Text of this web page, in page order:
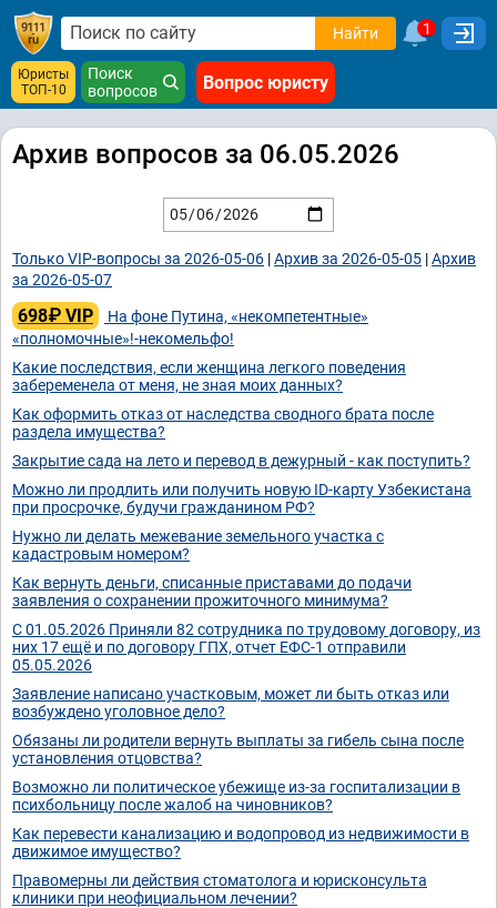
Найти 1
Юристы
ТОП-10
Поиск
вопросов
Вопрос юристу
Архив вопросов за 06.05.2026
Только VIP-вопросы за 2026-05-06 |Архив за 2026-05-05 |Архив
за 2026-05-07
698₽ VIP
На фоне Путина, «некомпетентные»
«полномочные»!-некомельфо!
Какие последствия, если женщина легкого поведения
забеременела от меня, не зная моих данных?
Как оформить отказ от наследства сводного брата после
раздела имущества?
Закрытие сада на лето и перевод в дежурный - как поступить?
Можно ли продлить или получить новую ID-карту Узбекистана
при просрочке, будучи гражданином РФ?
Нужно ли делать межевание земельного участка с
кадастровым номером?
Как вернуть деньги, списанные приставами до подачи
заявления о сохранении прожиточного минимума?
С 01.05.2026 Приняли 82 сотрудника по трудовому договору, из
них 17 ещё и по договору ГПХ, отчет ЕФС-1 отправили
05.05.2026
Заявление написано участковым, может ли быть отказ или
возбуждено уголовное дело?
Обязаны ли родители вернуть выплаты за гибель сына после
установления отцовства?
Возможно ли политическое убежище из-за госпитализации в
психбольницу после жалоб на чиновников?
Как перевести канализацию и водопровод из недвижимости в
движимое имущество?
Правомерны ли действия стоматолога и юрисконсульта
клиники при неофициальном лечении?